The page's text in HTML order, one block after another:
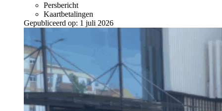
Persbericht
Kaartbetalingen
Gepubliceerd op: 1 juli 2026